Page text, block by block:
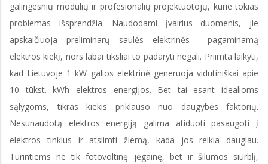
galingesnių modulių ir profesionalių projektuotojų, kurie tokias
problemas išsprendžia. Naudodami įvairius duomenis, jie
apskaičiuoja preliminarų saulės elektrinės pagaminamą
elektros kiekį, nors labai tiksliai to padaryti negali. Priimta laikyti,
kad Lietuvoje 1 kW galios elektrinė generuoja vidutiniškai apie
10 tūkst. kWh elektros energijos. Bet tai esant idealioms
sąlygoms, tikras kiekis priklauso nuo daugybės faktorių.
Nesunaudotą elektros energiją galima atiduoti pasaugoti į
elektros tinklus ir atsiimti žiemą, kada jos reikia daugiau.
Turintiems ne tik fotovoltinę jėgainę, bet ir šilumos siurblį,